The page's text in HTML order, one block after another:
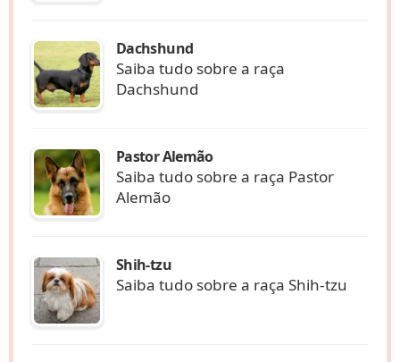
Dachshund
Saiba tudo sobre a raça
Dachshund
Pastor Alemão
Saiba tudo sobre a raça Pastor
Alemão
Shih-tzu
Saiba tudo sobre a raça Shih-tzu